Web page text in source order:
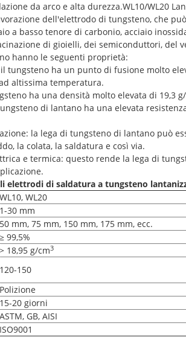
da arco e alta durezza.WL10/WL20
dell'elettrodo di tungsteno, che
a basso tenore di carbonio, acciaio
di gioielli, dei semiconduttori, del
hanno le seguenti proprietà:
tungsteno ha un punto di fusione molto
altissima temperatura.
ha una densità molto elevata di 19,3
di lantano ha una elevata
la lega di tungsteno di lantano può
la colata, la saldatura e così via.
e termica: questo rende la lega di
elettrodi di saldatura a tungsteno
WL10, WL20
1-30 mm
50 mm, 75 mm, 150 mm, 175 mm, ecc.
≥ 99,5%
> 18,95 g/cm3
120-150
Polizione
15-20 giorni
ASTM, GB, AISI
ISO9001